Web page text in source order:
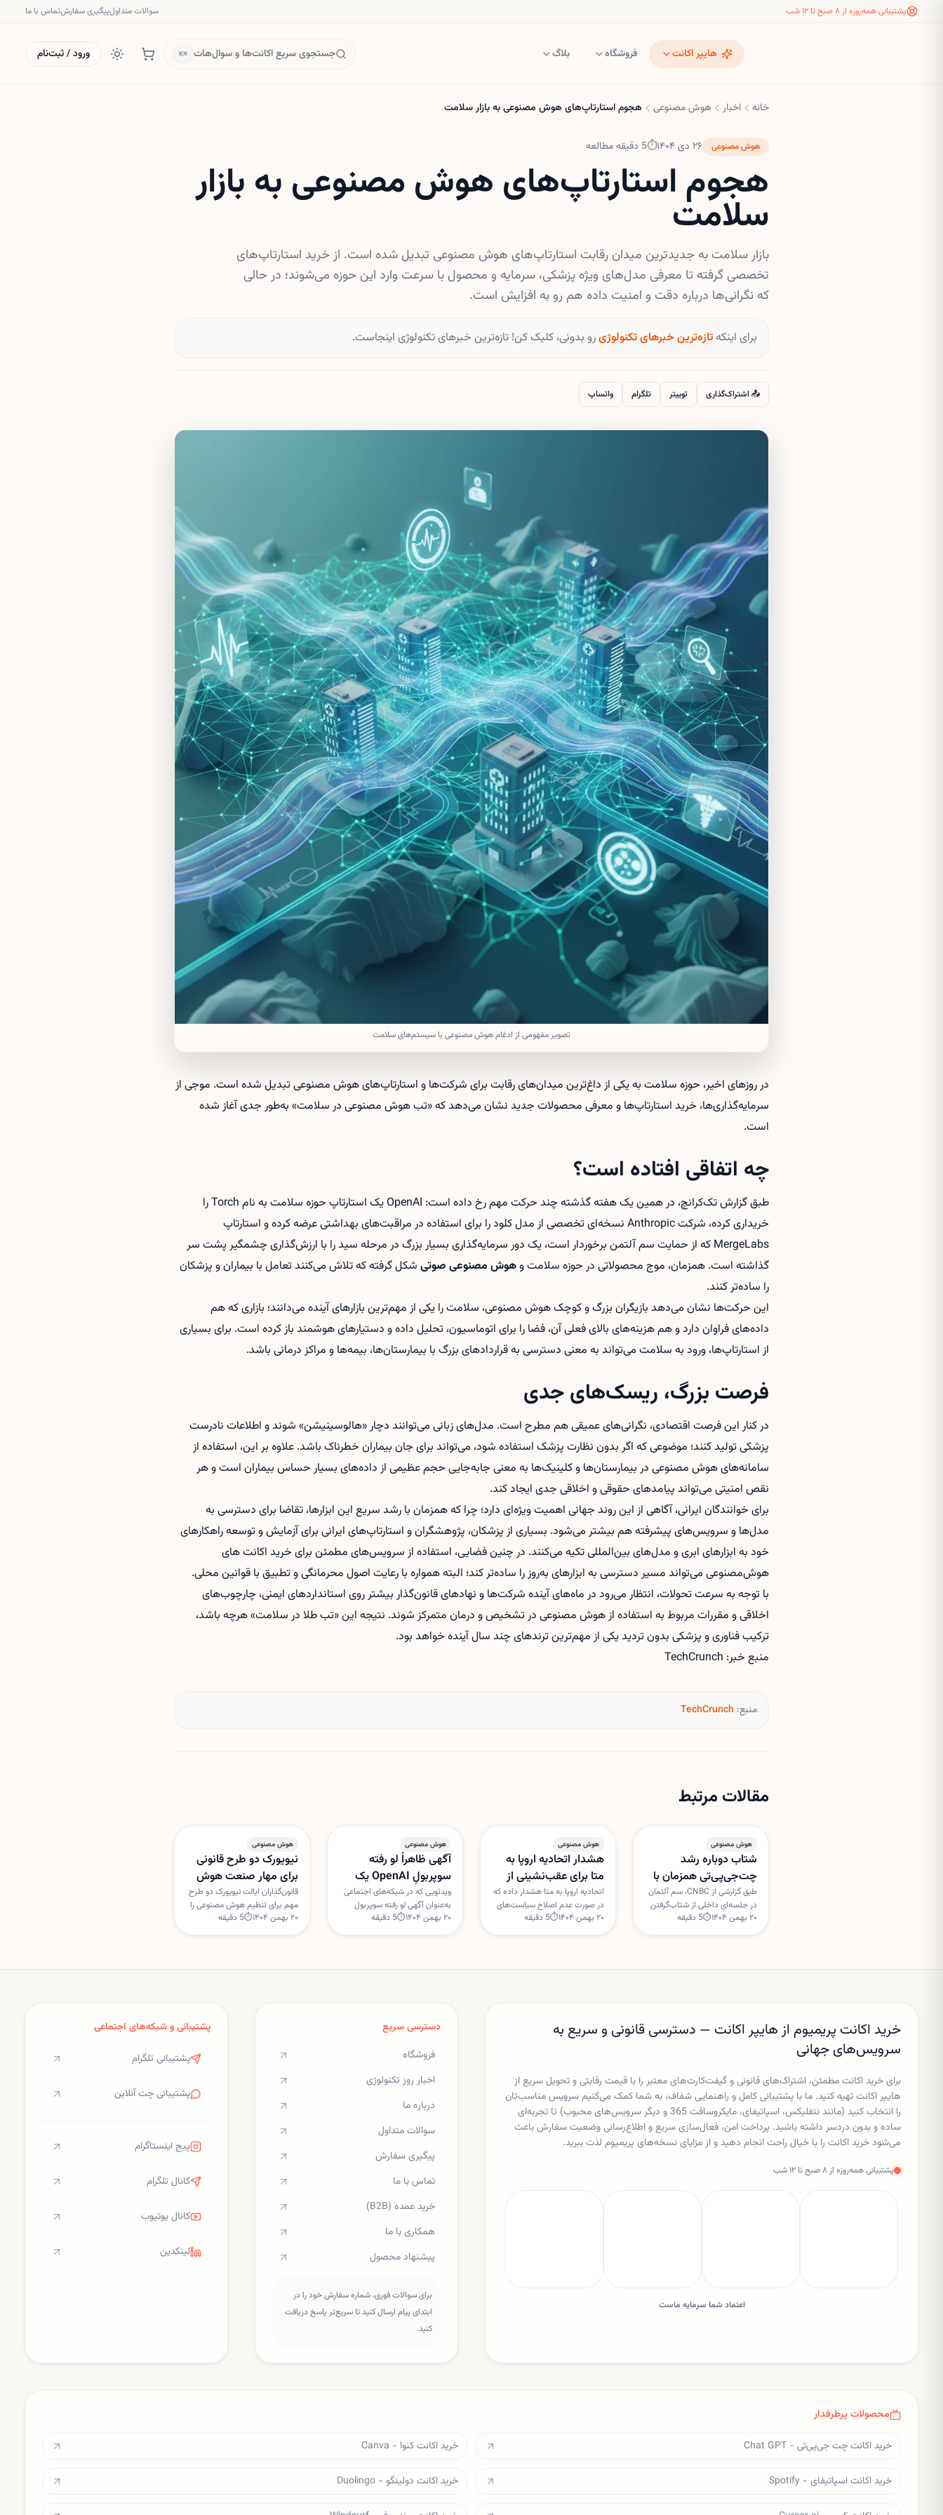
پشتیبانی همه‌روزه از ۸ صبح تا ۱۲ شب سوالات متداولپیگیری سفارشتماس با ما
هایپر اکانت فروشگاه بلاگ جستجوی سریع اکانت‌ها و سوال‌هات ⌘K ورود / ثبت‌نام
خانه اخبار هوش مصنوعی هجوم استارتاپ‌های هوش مصنوعی به بازار سلامت
هوش مصنوعی ۲۶ دی ۱۴۰۴ ⏱
5 دقیقه مطالعه
هجوم استارتاپ‌های هوش مصنوعی به بازار
سلامت
بازار سلامت به جدیدترین میدان رقابت استارتاپ‌های هوش مصنوعی تبدیل شده است. از خرید استارتاپ‌های
تخصصی گرفته تا معرفی مدل‌های ویژه پزشکی، سرمایه و محصول با سرعت وارد این حوزه می‌شوند؛ در حالی
که نگرانی‌ها درباره دقت و امنیت داده هم رو به افزایش است.
برای اینکهتازه‌ترین خبرهای تکنولوژیرو بدونی، کلیک کن! تازه‌ترین خبرهای تکنولوژی اینجاست.
📤 اشتراک‌گذاری توییتر تلگرام واتساپ
تصویر مفهومی از ادغام هوش مصنوعی با سیستم‌های سلامت
در روزهای اخیر، حوزه سلامت به یکی از داغ‌ترین میدان‌های رقابت برای شرکت‌ها و استارتاپ‌های هوش مصنوعی تبدیل شده است. موجی از
سرمایه‌گذاری‌ها، خرید استارتاپ‌ها و معرفی محصولات جدید نشان می‌دهد که «تب هوش مصنوعی در سلامت» به‌طور جدی آغاز شده
است.
چه اتفاقی افتاده است؟
طبق گزارش تک‌کرانچ، در همین یک هفته گذشته چند حرکت مهم رخ داده است: OpenAI یک استارتاپ حوزه سلامت به نام Torch را
خریداری کرده، شرکت Anthropic نسخه‌ای تخصصی از مدل کلود را برای استفاده در مراقبت‌های بهداشتی عرضه کرده و استارتاپ
MergeLabs که از حمایت سم آلتمن برخوردار است، یک دور سرمایه‌گذاری بسیار بزرگ در مرحله سید را با ارزش‌گذاری چشمگیر پشت سر
گذاشته است. همزمان، موج محصولاتی در حوزه سلامت وهوش مصنوعی صوتی شکل گرفته که تلاش می‌کنند تعامل با بیماران و پزشکان
را ساده‌تر کنند.
این حرکت‌ها نشان می‌دهد بازیگران بزرگ و کوچک هوش مصنوعی، سلامت را یکی از مهم‌ترین بازارهای آینده می‌دانند؛ بازاری که هم
داده‌های فراوان دارد و هم هزینه‌های بالای فعلی آن، فضا را برای اتوماسیون، تحلیل داده و دستیارهای هوشمند باز کرده است. برای بسیاری
از استارتاپ‌ها، ورود به سلامت می‌تواند به معنی دسترسی به قراردادهای بزرگ با بیمارستان‌ها، بیمه‌ها و مراکز درمانی باشد.
فرصت بزرگ، ریسک‌های جدی
در کنار این فرصت اقتصادی، نگرانی‌های عمیقی هم مطرح است. مدل‌های زبانی می‌توانند دچار «هالوسینیشن» شوند و اطلاعات نادرست
پزشکی تولید کنند؛ موضوعی که اگر بدون نظارت پزشک استفاده شود، می‌تواند برای جان بیماران خطرناک باشد. علاوه بر این، استفاده از
سامانه‌های هوش مصنوعی در بیمارستان‌ها و کلینیک‌ها به معنی جابه‌جایی حجم عظیمی از داده‌های بسیار حساس بیماران است و هر
نقص امنیتی می‌تواند پیامدهای حقوقی و اخلاقی جدی ایجاد کند.
برای خوانندگان ایرانی، آگاهی از این روند جهانی اهمیت ویژه‌ای دارد؛ چرا که همزمان با رشد سریع این ابزارها، تقاضا برای دسترسی به
مدل‌ها و سرویس‌های پیشرفته هم بیشتر می‌شود. بسیاری از پزشکان، پژوهشگران و استارتاپ‌های ایرانی برای آزمایش و توسعه راهکارهای
خود به ابزارهای ابری و مدل‌های بین‌المللی تکیه می‌کنند. در چنین فضایی، استفاده از سرویس‌های مطمئن برای خرید اکانت های
هوش‌مصنوعی می‌تواند مسیر دسترسی به ابزارهای به‌روز را ساده‌تر کند؛ البته همواره با رعایت اصول محرمانگی و تطبیق با قوانین محلی.
با توجه به سرعت تحولات، انتظار می‌رود در ماه‌های آینده شرکت‌ها و نهادهای قانون‌گذار بیشتر روی استانداردهای ایمنی، چارچوب‌های
اخلاقی و مقررات مربوط به استفاده از هوش مصنوعی در تشخیص و درمان متمرکز شوند. نتیجه این «تب طلا در سلامت» هرچه باشد،
ترکیب فناوری و پزشکی بدون تردید یکی از مهم‌ترین ترندهای چند سال آینده خواهد بود.
منبع خبر: TechCrunch
منبع: TechCrunch
مقالات مرتبط
هوش مصنوعی
شتاب دوباره رشد
چت‌جی‌پی‌تی همزمان با
دور جدید سرمایه‌گذاری
اوپن‌ای‌آی
طبق گزارشی از CNBC، سم آلتمان
در جلسه‌ای داخلی از شتاب‌گرفتن
دوباره رشد چت‌جی‌پی‌تی سخن
۲۰ بهمن ۱۴۰۴ ⏱
5 دقیقه
هوش مصنوعی
هشدار اتحادیه اروپا به
متا برای عقب‌نشینی از
سیاست هوش مصنوعی
واتس‌اپ
اتحادیه اروپا به متا هشدار داده که
در صورت عدم اصلاح سیاست‌های
هوش مصنوعی در واتس‌اپ،
۲۰ بهمن ۱۴۰۴ ⏱
5 دقیقه
هوش مصنوعی
آگهی ظاهراً لو رفته
سوپربولِ OpenAI یک
حقه اینترنتی بود
ویدئویی که در شبکه‌های اجتماعی
به‌عنوان آگهی لو رفته سوپربول
OpenAI با یک گجت کروی و ایربادز
۲۰ بهمن ۱۴۰۴ ⏱
5 دقیقه
هوش مصنوعی
نیویورک دو طرح قانونی
برای مهار صنعت هوش
مصنوعی بررسی می‌کند
قانون‌گذاران ایالت نیویورک دو طرح
مهم برای تنظیم هوش مصنوعی را
بررسی می‌کنند؛ یکی برای
۲۰ بهمن ۱۴۰۴ ⏱
5 دقیقه
خرید اکانت پریمیوم از هایپر اکانت — دسترسی قانونی و سریع به
سرویس‌های جهانی
برای خرید اکانت مطمئن، اشتراک‌های قانونی و گیفت‌کارت‌های معتبر را با قیمت رقابتی و تحویل سریع از
هایپر اکانت تهیه کنید. ما با پشتیبانی کامل و راهنمایی شفاف، به شما کمک می‌کنیم سرویس مناسب‌تان
را انتخاب کنید (مانند نتفلیکس، اسپاتیفای، مایکروسافت 365 و دیگر سرویس‌های محبوب) تا تجربه‌ای
ساده و بدون دردسر داشته باشید. پرداخت امن، فعال‌سازی سریع و اطلاع‌رسانی وضعیت سفارش باعث
می‌شود خرید اکانت را با خیال راحت انجام دهید و از مزایای نسخه‌های پریمیوم لذت ببرید.
پشتیبانی همه‌روزه از ۸ صبح تا ۱۲ شب
اعتماد شما سرمایه ماست
دسترسی سریع
فروشگاه
اخبار روز تکنولوژی
درباره ما
سوالات متداول
پیگیری سفارش
تماس با ما
خرید عمده (B2B)
همکاری با ما
پیشنهاد محصول
برای سوالات فوری، شماره سفارش خود را در
ابتدای پیام ارسال کنید تا سریع‌تر پاسخ دریافت
کنید.
پشتیبانی و شبکه‌های اجتماعی
پشتیبانی تلگرام
پشتیبانی چت آنلاین
پیج اینستاگرام
کانال تلگرام
کانال یوتیوب
لینکدین
محصولات پرطرفدار
خرید اکانت چت جی‌پی‌تی - Chat GPT خرید اکانت کنوا - Canva
خرید اکانت اسپاتیفای - Spotify خرید اکانت دولینگو - Duolingo